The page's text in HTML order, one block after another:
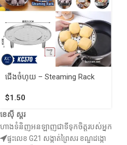
ជេីងចំហុយ​ – Steaming Rack
$1.50
ខេស៊ី ស្តរ
ហាងទំនិញអនឡាញជាទីទុកចិត្តរបស់អ្នក
ផ្ទះលេខ G21 សង្កាត់ព្រៃសរ ខណ្ឌដង្កោ